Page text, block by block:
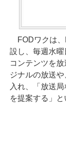
FODワクは、
設し、毎週水
コンテンツを
ジナルの放送
入れ、「放送
を提案する」と